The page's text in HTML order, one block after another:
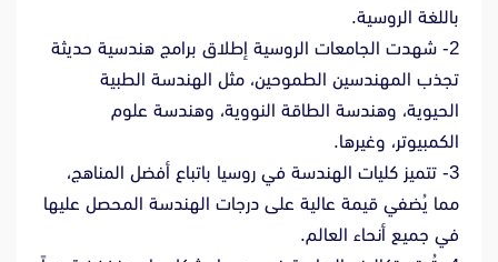
باللغة الروسية.
2- شهدت الجامعات الروسية إطلاق برامج هندسية حديثة
تجذب المهندسين الطموحين، مثل الهندسة الطبية
الحيوية، وهندسة الطاقة النووية، وهندسة علوم
الكمبيوتر، وغيرها.
3- تتميز كليات الهندسة في روسيا باتباع أفضل المناهج،
مما يُضفي قيمة عالية على درجات الهندسة المحصل عليها
في جميع أنحاء العالم.